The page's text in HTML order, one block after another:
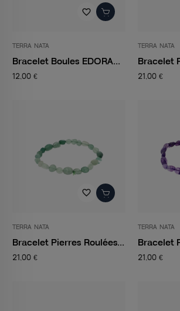
favorite_border
TERRA NATA
Bracelet Boules EDORA...
12,00 €
TERRA NATA
Bracelet
21,00 €
favorite_border
TERRA NATA
Bracelet Pierres Roulées...
21,00 €
TERRA NATA
Bracelet
21,00 €